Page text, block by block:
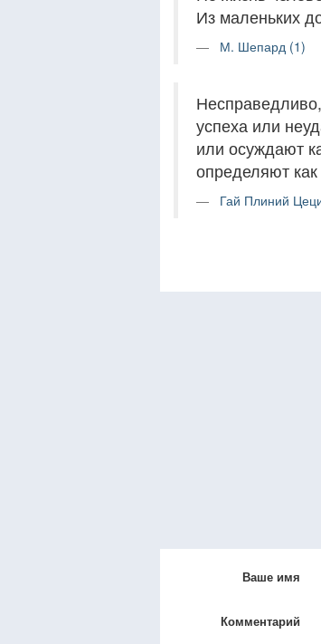
Из маленьких
М. Шепард (1)
успеха или
или осуждают
определяют
Гай Плиний
Ваше имя
Комментарий